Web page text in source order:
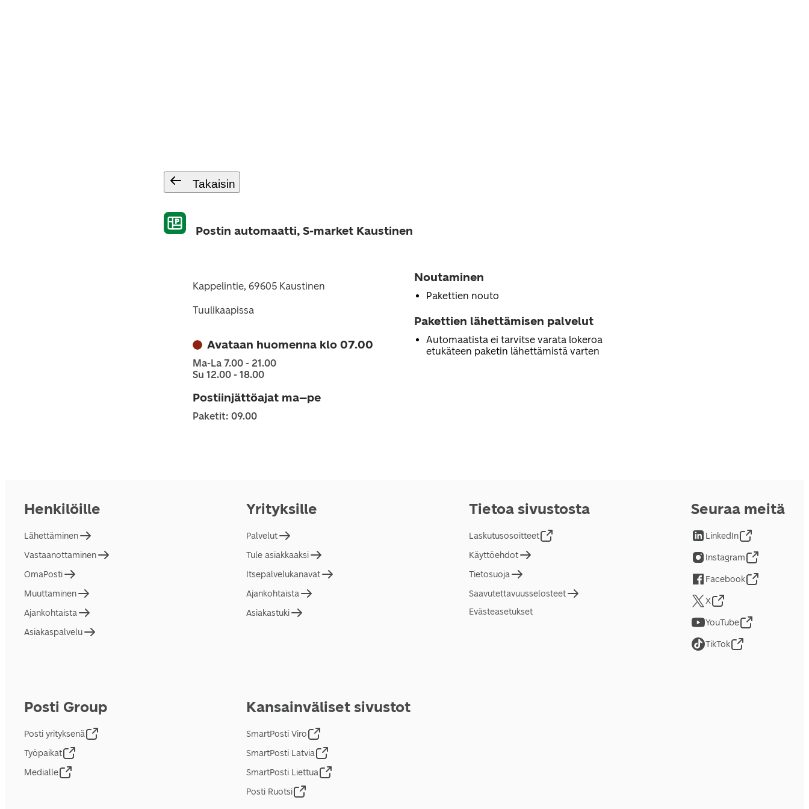
Takaisin
Postin automaatti, S-market Kaustinen
Kappelintie, 69605 Kaustinen
Tuulikaapissa
Avataan huomenna klo 07.00
Ma-La 7.00 - 21.00
Su 12.00 - 18.00
Postiinjättöajat ma–pe
Paketit: 09.00
Noutaminen
Pakettien nouto
Pakettien lähettämisen palvelut
Automaatista ei tarvitse varata lokeroa
etukäteen paketin lähettämistä varten
Henkilöille
Lähettäminen
Vastaanottaminen
OmaPosti
Muuttaminen
Ajankohtaista
Asiakaspalvelu
Yrityksille
Palvelut
Tule asiakkaaksi
Itsepalvelukanavat
Ajankohtaista
Asiakastuki
Tietoa sivustosta
Laskutusosoitteet
Käyttöehdot
Tietosuoja
Saavutettavuusselosteet
Evästeasetukset
Posti Group
Posti yrityksenä
Työpaikat
Medialle
Kansainväliset sivustot
SmartPosti Viro
SmartPosti Latvia
SmartPosti Liettua
Posti Ruotsi
Seuraa meitä
LinkedIn
Instagram
Facebook
X
YouTube
TikTok